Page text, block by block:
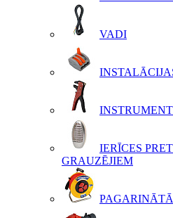
VADI
IERĪCES
GRAUZĒJIEM